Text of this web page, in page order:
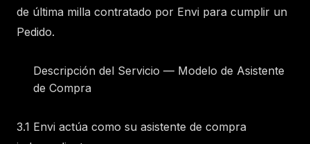
de última milla contratado por Envi para cumplir un
Pedido.
Descripción del Servicio — Modelo de Asistente
de Compra
3.1 Envi actúa como su asistente de compra